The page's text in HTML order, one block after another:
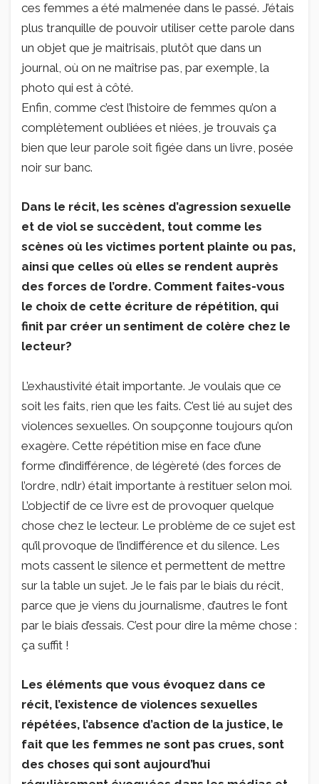
ces femmes a été malmenée dans le passé. J’étais
plus tranquille de pouvoir utiliser cette parole dans
un objet que je maitrisais, plutôt que dans un
journal, où on ne maîtrise pas, par exemple, la
photo qui est à côté.
Enfin, comme c’est l’histoire de femmes qu’on a
complètement oubliées et niées, je trouvais ça
bien que leur parole soit figée dans un livre, posée
noir sur banc.
Dans le récit, les scènes d’agression sexuelle
et de viol se succèdent, tout comme les
scènes où les victimes portent plainte ou pas,
ainsi que celles où elles se rendent auprès
des forces de l’ordre. Comment faites-vous
le choix de cette écriture de répétition, qui
finit par créer un sentiment de colère chez le
lecteur?
L’exhaustivité était importante. Je voulais que ce
soit les faits, rien que les faits. C’est lié au sujet des
violences sexuelles. On soupçonne toujours qu’on
exagère. Cette répétition mise en face d’une
forme d’indifférence, de légèreté (des forces de
l’ordre, ndlr) était importante à restituer selon moi.
L’objectif de ce livre est de provoquer quelque
chose chez le lecteur. Le problème de ce sujet est
qu’il provoque de l’indifférence et du silence. Les
mots cassent le silence et permettent de mettre
sur la table un sujet. Je le fais par le biais du récit,
parce que je viens du journalisme, d’autres le font
par le biais d’essais. C’est pour dire la même chose :
ça suffit !
Les éléments que vous évoquez dans ce
récit, l’existence de violences sexuelles
répétées, l’absence d’action de la justice, le
fait que les femmes ne sont pas crues, sont
des choses qui sont aujourd’hui